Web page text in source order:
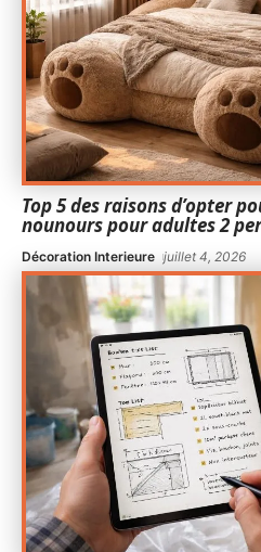
Top 5 des raisons d’opter
nounours pour adultes 2
Décoration Interieure juillet 4, 2026